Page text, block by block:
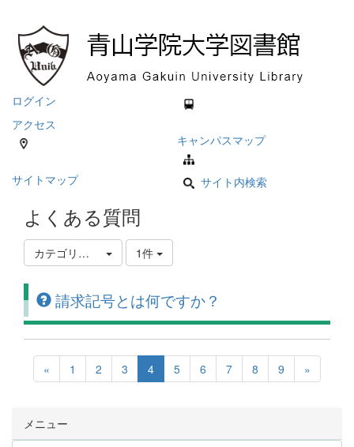
ログイン
アクセス
キャンパスマップ
サイトマップ サイト内検索
よくある質問
カテゴリ選択 1件
請求記号とは何ですか？
« 1 2 3 4 5 6 7 8 9 »
メニュー